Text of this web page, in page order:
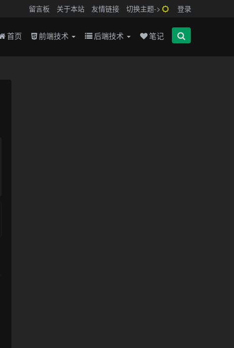
留言板 关于本站 友情链接 切换主题-> 登录
首页 前端技术 后端技术 笔记